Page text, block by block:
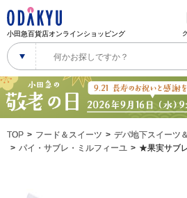
小田急百貨店オンラインショッピング
TOP フード＆スイーツ デパ地下スイーツ
パイ・サブレ・ミルフィーユ
★果実サブ